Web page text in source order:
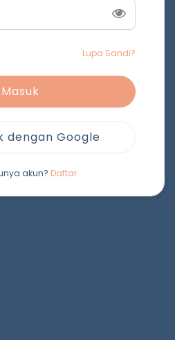
Lupa Sandi?
Masuk
dengan Google
akun? Daftar